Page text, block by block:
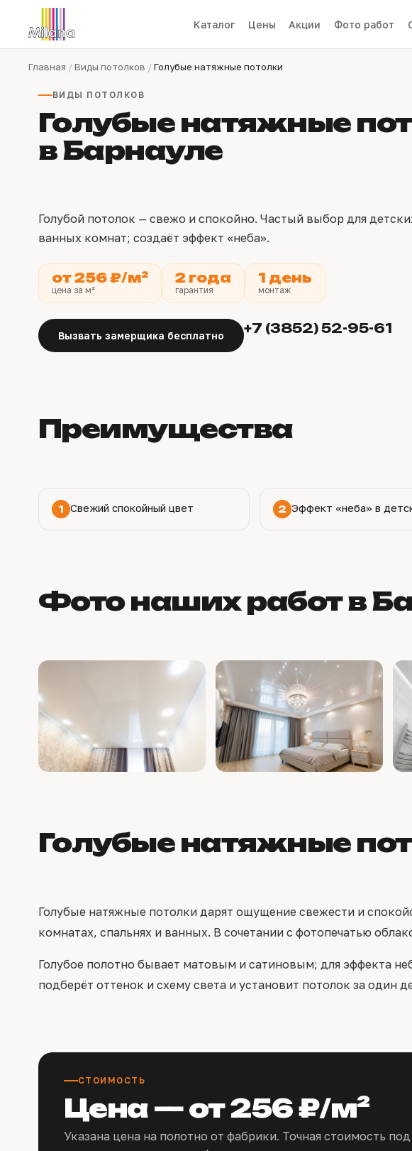
Каталог Цены Акции Фото работ
Главная /Виды потолков /Голубые натяжные потолки
ВИДЫ ПОТОЛКОВ
Голубые натяжные
в Барнауле
Голубой потолок — свежо и спокойно. Частый выбор для
ванных комнат; создаёт эффект «неба».
от 256 ₽/м²
цена за м²
2 года
гарантия
1 день
монтаж
Вызвать замерщика бесплатно +7 (3852) 52-95-61
Преимущества
1 Свежий спокойный цвет 2 Эффект «неба» в
Фото наших работ в
Голубые натяжные
Голубые натяжные потолки дарят ощущение свежести и
комнатах, спальнях и ванных. В сочетании с фотопечатью
Голубое полотно бывает матовым и сатиновым; для эффекта
подберёт оттенок и схему света и установит потолок за один
СТОИМОСТЬ
Цена — от 256 ₽/м²
Указана цена на полотно от фабрики. Точная стоимость под